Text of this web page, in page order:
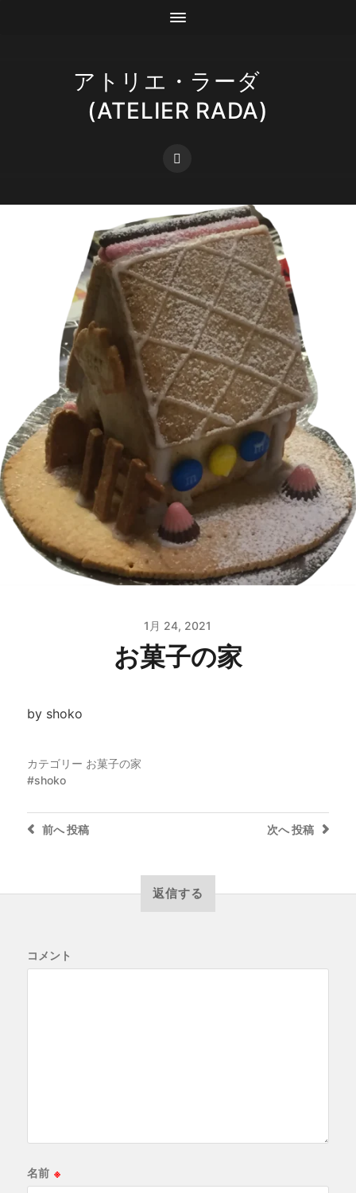
アトリエ・ラーダ
(ATELIER RADA)
1月 24, 2021
お菓子の家
by shoko
カテゴリー お菓子の家
shoko
次へ投稿
前へ投稿
返信する
コメント
名前 ※